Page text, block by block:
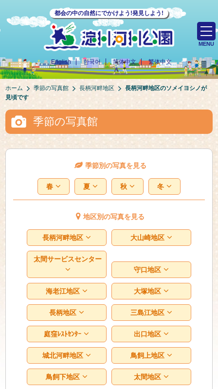
都会の中の自然にでかけよう!発見しよう!
English 한국어 简体中文 繁体中文
MENU
ホーム 季節の写真館 長柄河畔地区
長柄河畔地区のソメイヨシノが
見頃です
季節の写真館
季節別の写真を見る
春 夏 秋 冬
地区別の写真を見る
長柄河畔地区 大山崎地区
太間サービスセンター
守口地区
海老江地区 大塚地区
長柄地区 三島江地区
庭窪ﾚｽﾄｾﾝﾀｰ 出口地区
城北河畔地区 鳥飼上地区
鳥飼下地区 太間地区